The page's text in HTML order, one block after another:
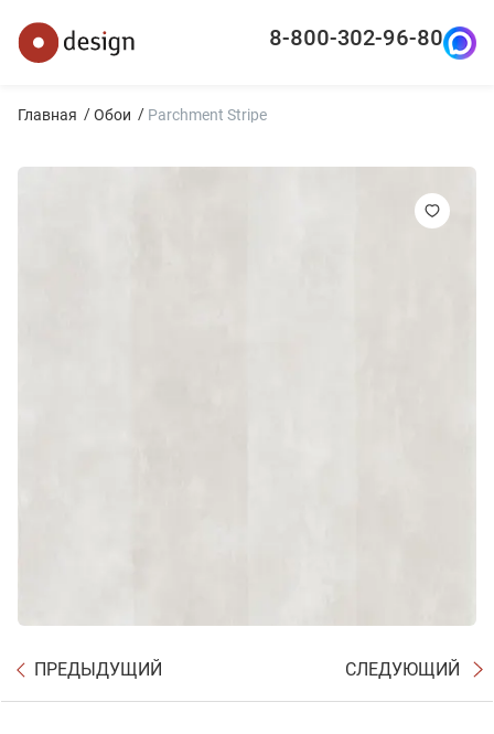
8-800-302-96-80
Главная Обои Parchment Stripe
ПРЕДЫДУЩИЙ СЛЕДУЮЩИЙ